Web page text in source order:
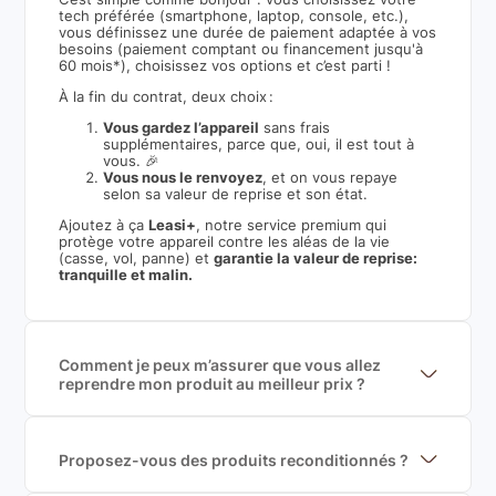
tech préférée (smartphone, laptop, console, etc.),
vous définissez une durée de paiement adaptée à vos
besoins (paiement comptant ou financement jusqu'à
60 mois*), choisissez vos options et c’est parti !
À la fin du contrat, deux choix :
Vous gardez l’appareil sans frais
supplémentaires, parce que, oui, il est tout à
vous. 🎉
Vous nous le renvoyez, et on vous repaye
selon sa valeur de reprise et son état.
Ajoutez à ça Leasi+, notre service premium qui
protège votre appareil contre les aléas de la vie
(casse, vol, panne) etgarantie la valeur de reprise:
tranquille et malin.
Comment je peux m’assurer que vous allez
reprendre mon produit au meilleur prix ?
garantir le meilleur prix de rachat. De plus, nous
sommes rémunéré à la commission sur la valeur de
Proposez-vous des produits reconditionnés ?